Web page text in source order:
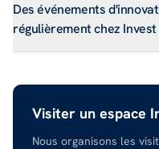
Des événements
régulièrement chez
Visiter un espace
Nous organisons les